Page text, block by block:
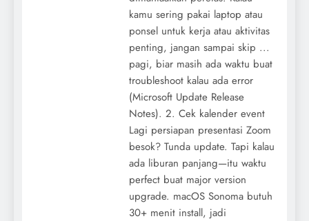
kamu sering pakai laptop atau
ponsel untuk kerja atau aktivitas
penting, jangan sampai skip ...
pagi, biar masih ada waktu buat
troubleshoot kalau ada error
(Microsoft Update Release
Notes). 2. Cek kalender event
Lagi persiapan presentasi Zoom
besok? Tunda update. Tapi kalau
ada liburan panjang—itu waktu
perfect buat major version
upgrade. macOS Sonoma butuh
30+ menit install, jadi